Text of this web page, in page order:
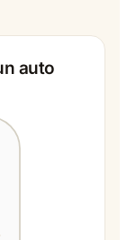
auto